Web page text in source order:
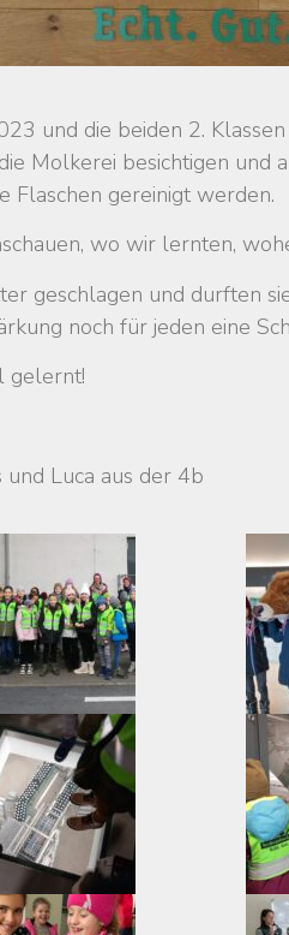
und die beiden 2.
Molkerei besichtigen und
Flaschen gereinigt werden.
wo wir lernten,
geschlagen und durften
noch für jeden eine
gelernt!
und Luca aus der 4b